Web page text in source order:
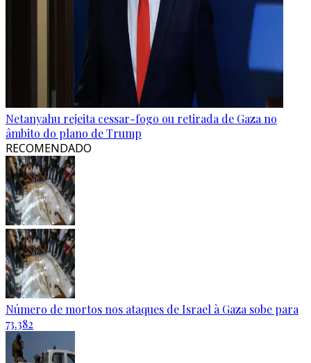
Netanyahu rejeita cessar-fogo ou retirada de Gaza no
âmbito do plano de Trump
RECOMENDADO
Número de mortos nos ataques de Israel à Gaza sobe para
73.382